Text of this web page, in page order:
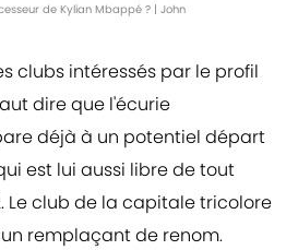
de Kylian Mbappé ? | John
clubs intéressés par le profil
dire que l'écurie
déjà à un potentiel départ
est lui aussi libre de tout
Le club de la capitale tricolore
remplaçant de renom.